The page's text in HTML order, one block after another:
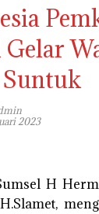
Gelar
2023
H